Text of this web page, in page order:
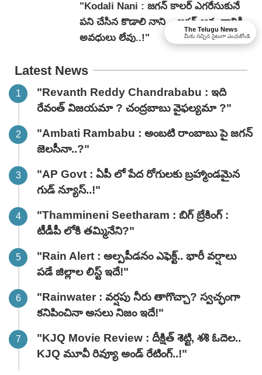
"Kodali Nani : జగన్ కాలర్ ఎగరేసుకునే
పని చేసిన కొడాలి నాని .. జగన్ ఆనందానికి
అవధులు లేవు..!"
Latest News
"Revanth Reddy Chandrababu : ఇది
రేవంత్ విజయమా ? చంద్రబాబు వైఫల్యమా ?"
"Ambati Rambabu : అంబటి రాంబాబు పై జగన్
జెలసీనా..?"
"AP Govt : ఏపీ లో పేద రోగులకు బ్రహ్మాండమైన
గుడ్ న్యూస్..!"
"Thammineni Seetharam : బిగ్ బ్రేకింగ్ :
టీడీపీ లోకి తమ్మినేని?"
"Rain Alert : అల్పపీడనం ఎఫెక్ట్.. భారీ వర్షాలు
పడే జిల్లాల లిస్ట్ ఇదే!"
"Rainwater : వర్షపు నీరు తాగొచ్చా? స్వచ్ఛంగా
కనిపించినా అసలు నిజం ఇదే!"
"KJQ Movie Review : దీక్షిత్ శెట్టి, శశి ఓదెల..
KJQ మూవీ రివ్యూ అండ్ రేటింగ్‌..!"
The Telugu News
మీకు నచ్చిన సైటుగా ఎంచుకోండి